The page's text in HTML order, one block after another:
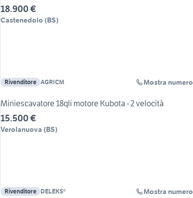
18.900 €
Castenedolo (BS)
Rivenditore AGRICM Mostra numero
Miniescavatore 18qli motore Kubota - 2 velocità
15.500 €
Verolanuova (BS)
Rivenditore DELEKS® Mostra numero